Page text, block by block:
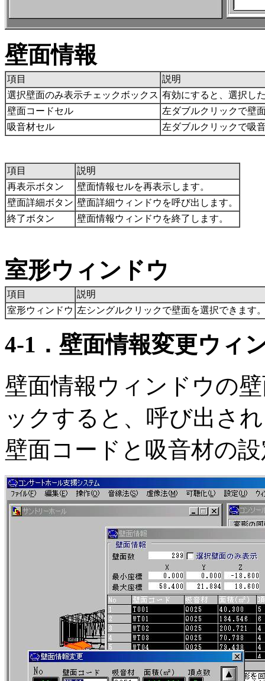
壁面情報
項目
説明
選択壁面のみ表示チェックボックス 有効にすると、選択し
壁面コードセル
左ダブルクリックで壁
吸音材セル
左ダブルクリックで吸
項目
説明
再表示ボタン
壁面情報セルを再表示します。
壁面詳細ボタン 壁面詳細ウィンドウを呼び出します。
終了ボタン
壁面情報ウィンドウを終了します。
室形ウィンドウ
項目
説明
室形ウィンドウ 左シングルクリックで壁面を選択できます
4-1．壁面情報変更ウィ
壁面情報ウィンドウの
ックすると、呼び出さ
壁面コードと吸音材の